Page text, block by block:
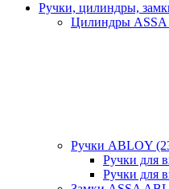
Ручки, цилиндры,
Цилиндры
Ручки ABLOY
Ручки для
Ручки для